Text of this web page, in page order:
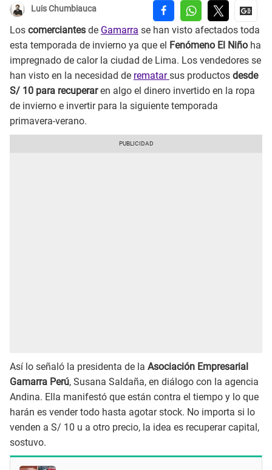
Luis Chumbiauca
Los comerciantes de Gamarra se han visto afectados toda
esta temporada de invierno ya que el Fenómeno El Niño ha
impregnado de calor la ciudad de Lima. Los vendedores se
han visto en la necesidad de rematarsus productos desde
S/ 10 para recuperaren algo el dinero invertido en la ropa
de invierno e invertir para la siguiente temporada
primavera-verano.
Así lo señaló la presidenta de la Asociación Empresarial
Gamarra Perú, Susana Saldaña, en diálogo con la agencia
Andina. Ella manifestó que están contra el tiempo y lo que
harán es vender todo hasta agotar stock. No importa si lo
venden a S/ 10 u a otro precio, la idea es recuperar capital,
sostuvo.